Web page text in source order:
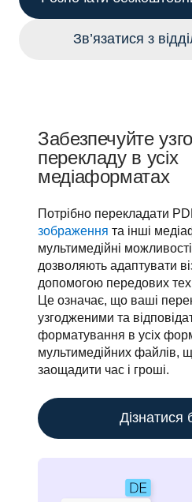
Зв’язатися з
Забезпечуйте
перекладу в усіх
медіаформатах
зображення та інші
мультимедійні
дозволяють адаптувати
допомогою передових
Це означає, що ваші
узгодженими та
форматування в усіх
мультимедійних файлів,
заощадити час і гроші.
Дізнатися